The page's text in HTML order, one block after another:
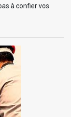
à confier vos